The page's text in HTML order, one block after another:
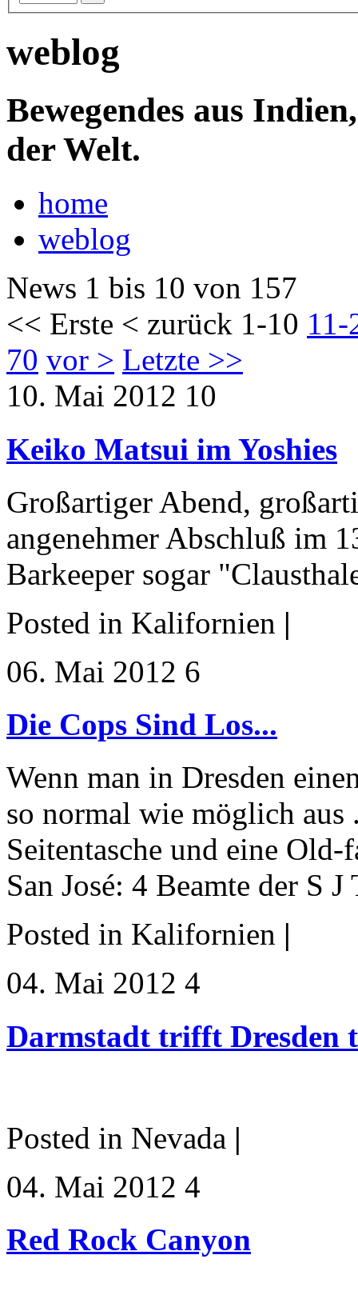
weblog
Bewegendes aus
der Welt.
home
weblog
News 1 bis 10 von 157
<< Erste < zurück 1-10 11-
70 vor > Letzte >>
10. Mai 2012 10
Keiko Matsui im Yoshies
Großartiger Abend,
angenehmer Abschluß im
Barkeeper sogar
Posted in Kalifornien |
06. Mai 2012 6
Die Cops Sind Los...
Wenn man in Dresden
so normal wie möglich
Seitentasche und eine
San José: 4 Beamte der S
Posted in Kalifornien |
04. Mai 2012 4
Darmstadt trifft Dresden
Posted in Nevada |
04. Mai 2012 4
Red Rock Canyon